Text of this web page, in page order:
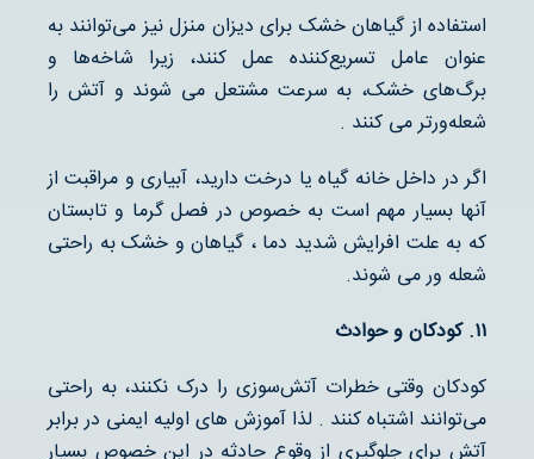
استفاده از گیاهان خشک برای دیزان منزل نیز می‌توانند به
عنوان عامل تسریع‌کننده عمل کنند، زیرا شاخه‌ها و
برگ‌های خشک، به سرعت مشتعل می شوند و آتش را
شعله‌ورتر می کنند .
اگر در داخل خانه گیاه یا درخت دارید، آبیاری و مراقبت از
آنها بسیار مهم است به خصوص در فصل گرما و تابستان
که به علت افرایش شدید دما ، گیاهان و خشک به راحتی
شعله ور می شوند.
۱۱.کودکان و حوادث
کودکان وقتی خطرات آتش‌سوزی را درک نکنند، به راحتی
می‌توانند اشتباه کنند . لذا آموزش های اولیه ایمنی در برابر